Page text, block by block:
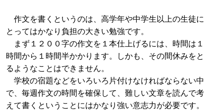
作文を書くというのは、高学年や中学生以上の生徒に
とってはかなり負担の大きい勉強です。
まず１２００字の作文を１本仕上げるには、時間は１
時間から１時間半かかります。しかも、その間休みをと
るようなことはできません。
学校の宿題などをいろいろ片付けなければならない中
で、毎週作文の時間を確保して、難しい文章を読んで考
えて書くということにはかなり強い意志力が必要です。